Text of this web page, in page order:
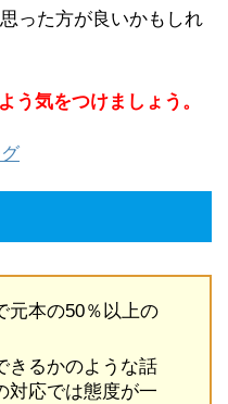
った方が良いかもしれ
う気をつけましょう。
元本の50％以上の
きるかのような話
対応では態度が一